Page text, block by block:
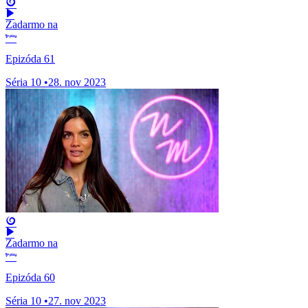
Zadarmo na
Epizóda 61
Séria 10 •28. nov 2023
Zadarmo na
Epizóda 60
Séria 10 •27. nov 2023